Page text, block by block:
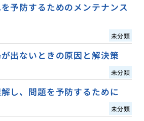
予防するためのメンテナンス
未分類
出ないときの原因と解決策
未分類
し、問題を予防するために
未分類